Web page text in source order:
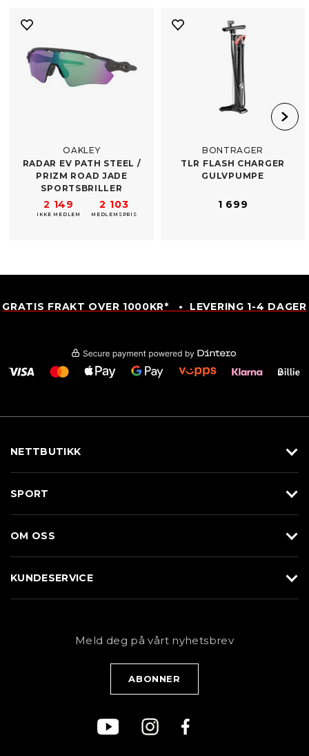
OAKLEY
RADAR EV PATH STEEL /​
PRIZM ROAD JADE
SPORTSBRILLER
2 149
IKKE MEDLEM
2 103
MEDLEMSPRIS
BONTRAGER
TLR FLASH CHARGER
GULVPUMPE
1 699
GRATIS FRAKT OVER 1000KR* • LEVERING 1-4 DAGER
NETTBUTIKK
Sko
Merkevarer
SPORT
Løp
Sykkel
OM OSS
KUNDESERVICE
PersonvernerklæringMeld deg på vårt nyhetsbrev